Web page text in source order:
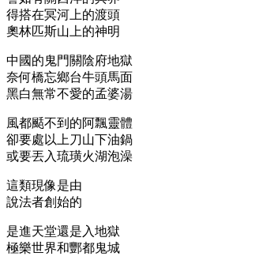
得搭在冥河上的渡頭
奧林匹斯山上的神明
中國的鬼門關陰府地獄
奈何橋忘鄉台牛頭馬面
黑白無常不愛的孟婆湯
風都颳不到的阿飄靈體
卻要處以上刀山下油鍋
或要丟入琉璜火湖泡澡
這類現像是由
說法者創始的
是進天堂還是入地獄
極樂世界和酆都鬼城